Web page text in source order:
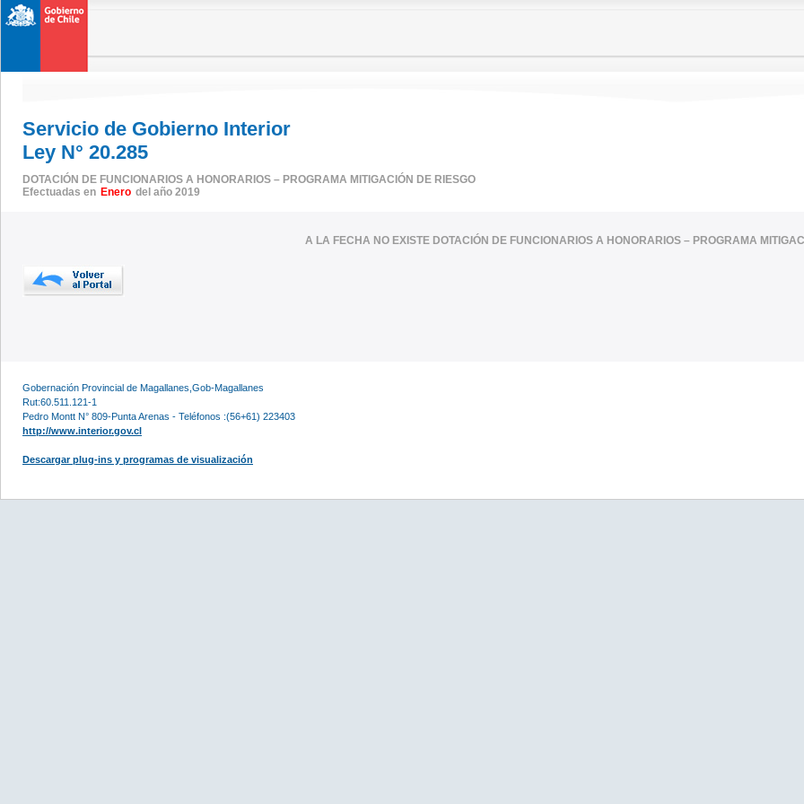
Servicio de Gobierno Interior
Ley N° 20.285
DOTACIÓN DE FUNCIONARIOS A HONORARIOS – PROGRAMA MITIGACIÓN DE RIESGO
Efectuadas en Enero del año 2019
A LA FECHA NO EXISTE DOTACIÓN DE FUNCIONARIOS A HONORARIOS – PROGRAMA
Gobernación Provincial de Magallanes,Gob-Magallanes
Rut:60.511.121-1
Pedro Montt N° 809-Punta Arenas - Teléfonos :(56+61) 223403
http://www.interior.gov.cl
Descargar plug-ins y programas de visualización